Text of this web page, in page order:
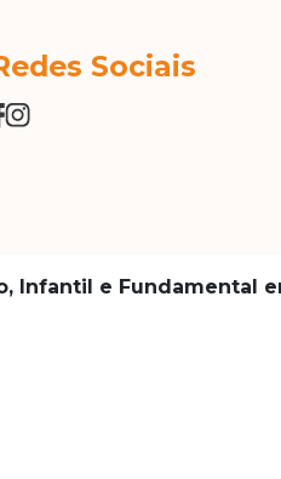
Sociais
Infantil e Fundamental